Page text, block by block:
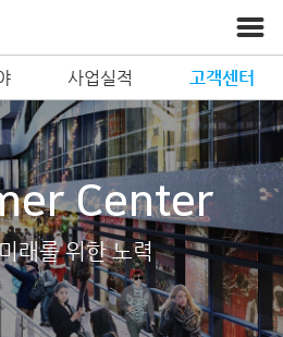
사업실적 고객센터
Center
래를 위한 노력